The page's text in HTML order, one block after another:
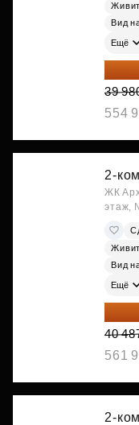
Вид
Ещё
35
39
554
2-
ЖК
этаж,
Вид
Ещё
35
40
561
2-